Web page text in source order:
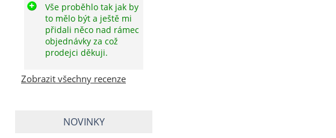
Vše proběhlo tak jak by
to mělo být a ještě mi
přidali něco nad rámec
objednávky za což
prodejci děkuji.
Zobrazit všechny recenze
NOVINKY